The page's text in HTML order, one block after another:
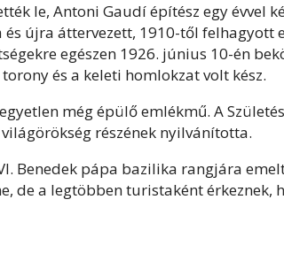
le, Antoni Gaudí építész egy évvel
újra áttervezett, 1910-től felhagyott
egészen 1926. június 10-én
és a keleti homlokzat volt kész.
még épülő emlékmű. A
részének nyilvánította.
Benedek pápa bazilika rangjára
de a legtöbben turistaként érkeznek,